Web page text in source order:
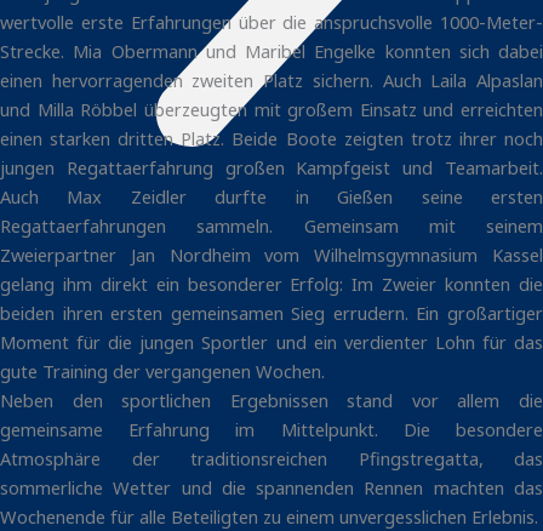
wertvolle erste Erfahrungen über die anspruchsvolle 1000-Meter-
Strecke. Mia Obermann und Maribel Engelke konnten sich dabei
einen hervorragenden zweiten Platz sichern. Auch Laila Alpaslan
und Milla Röbbel überzeugten mit großem Einsatz und erreichten
einen starken dritten Platz. Beide Boote zeigten trotz ihrer noch
jungen Regattaerfahrung großen Kampfgeist und Teamarbeit.
Auch Max Zeidler durfte in Gießen seine ersten
Regattaerfahrungen sammeln. Gemeinsam mit seinem
Zweierpartner Jan Nordheim vom Wilhelmsgymnasium Kassel
gelang ihm direkt ein besonderer Erfolg: Im Zweier konnten die
beiden ihren ersten gemeinsamen Sieg errudern. Ein großartiger
Moment für die jungen Sportler und ein verdienter Lohn für das
gute Training der vergangenen Wochen.
Neben den sportlichen Ergebnissen stand vor allem die
gemeinsame Erfahrung im Mittelpunkt. Die besondere
Atmosphäre der traditionsreichen Pfingstregatta, das
sommerliche Wetter und die spannenden Rennen machten das
Wochenende für alle Beteiligten zu einem unvergesslichen Erlebnis.